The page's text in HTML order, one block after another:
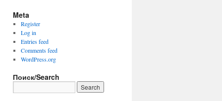
Meta
Register
Log in
Entries feed
Comments feed
WordPress.org
Поиск/Search